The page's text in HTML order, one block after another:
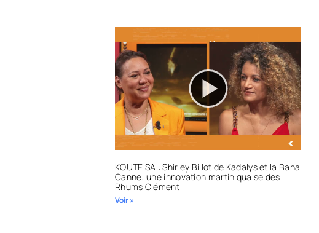
KOUTE SA : Shirley Billot de Kadalys et la Bana
Canne, une innovation martiniquaise des
Rhums Clément
Voir »